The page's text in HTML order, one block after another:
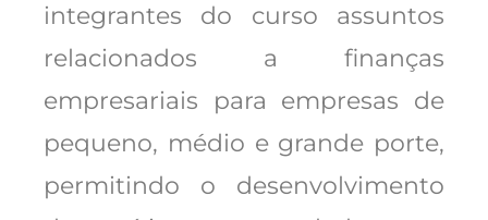
integrantes do curso assuntos
relacionados a finanças
empresariais para empresas de
pequeno, médio e grande porte,
permitindo o desenvolvimento